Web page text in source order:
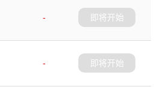
-
即将开始
-
即将开始